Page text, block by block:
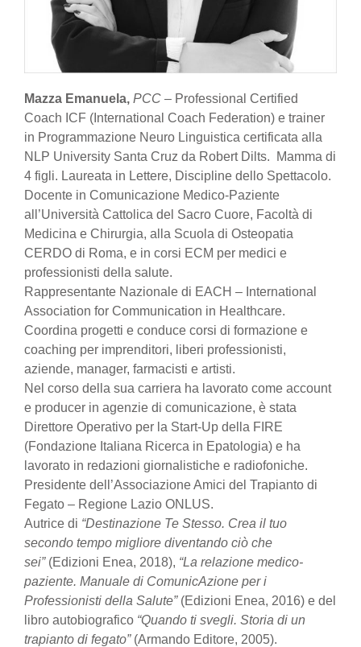
Mazza Emanuela, PCC– Professional Certified
Coach ICF (International Coach Federation) e trainer
in Programmazione Neuro Linguistica certificata alla
NLP University Santa Cruz da Robert Dilts. Mamma di
4 figli. Laureata in Lettere, Discipline dello Spettacolo.
Docente in Comunicazione Medico-Paziente
all’Università Cattolica del Sacro Cuore, Facoltà di
Medicina e Chirurgia, alla Scuola di Osteopatia
CERDO di Roma, e in corsi ECM per medici e
professionisti della salute.
Rappresentante Nazionale di EACH – International
Association for Communication in Healthcare.
Coordina progetti e conduce corsi di formazione e
coaching per imprenditori, liberi professionisti,
aziende, manager, farmacisti e artisti.
Nel corso della sua carriera ha lavorato come account
e producer in agenzie di comunicazione, è stata
Direttore Operativo per la Start-Up della FIRE
(Fondazione Italiana Ricerca in Epatologia) e ha
lavorato in redazioni giornalistiche e radiofoniche.
Presidente dell’Associazione Amici del Trapianto di
Fegato – Regione Lazio ONLUS.
Autrice di “Destinazione Te Stesso. Crea il tuo
secondo tempo migliore diventando ciò che
sei”(Edizioni Enea, 2018), “La relazione medico-
paziente. Manuale di ComunicAzione per i
Professionisti della Salute”(Edizioni Enea, 2016) e del
libro autobiografico “Quando ti svegli. Storia di un
trapianto di fegato”(Armando Editore, 2005).